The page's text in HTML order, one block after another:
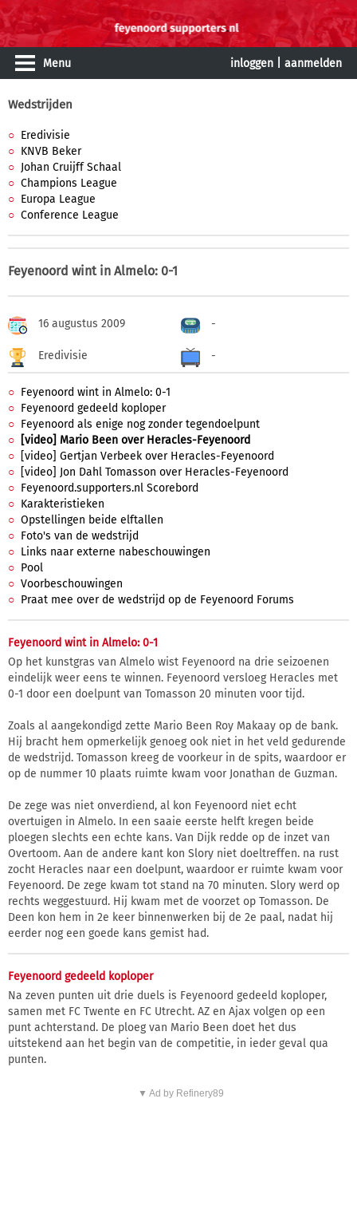
Menu inloggen aanmelden
Wedstrijden
Eredivisie
KNVB Beker
Johan Cruijff Schaal
Champions League
Europa League
Conference League
Feyenoord wint in Almelo: 0-1
16 augustus 2009 -
Eredivisie -
Feyenoord wint in Almelo: 0-1
Feyenoord gedeeld koploper
Feyenoord als enige nog zonder tegendoelpunt
[video] Mario Been over Heracles-Feyenoord
[video] Gertjan Verbeek over Heracles-Feyenoord
[video] Jon Dahl Tomasson over Heracles-Feyenoord
Feyenoord.supporters.nl Scorebord
Karakteristieken
Opstellingen beide elftallen
Foto's van de wedstrijd
Links naar externe nabeschouwingen
Pool
Voorbeschouwingen
Praat mee over de wedstrijd op de Feyenoord Forums
Feyenoord wint in Almelo: 0-1
Op het kunstgras van Almelo wist Feyenoord na drie seizoenen
eindelijk weer eens te winnen. Feyenoord versloeg Heracles met
0-1 door een doelpunt van Tomasson 20 minuten voor tijd.
Zoals al aangekondigd zette Mario Been Roy Makaay op de bank.
Hij bracht hem opmerkelijk genoeg ook niet in het veld gedurende
de wedstrijd. Tomasson kreeg de voorkeur in de spits, waardoor er
op de nummer 10 plaats ruimte kwam voor Jonathan de Guzman.
De zege was niet onverdiend, al kon Feyenoord niet echt
overtuigen in Almelo. In een saaie eerste helft kregen beide
ploegen slechts een echte kans. Van Dijk redde op de inzet van
Overtoom. Aan de andere kant kon Slory niet doeltreffen. na rust
zocht Heracles naar een doelpunt, waardoor er ruimte kwam voor
Feyenoord. De zege kwam tot stand na 70 minuten. Slory werd op
rechts weggestuurd. Hij kwam met de voorzet op Tomasson. De
Deen kon hem in 2e keer binnenwerken bij de 2e paal, nadat hij
eerder nog een goede kans gemist had.
Feyenoord gedeeld koploper
Na zeven punten uit drie duels is Feyenoord gedeeld koploper,
samen met FC Twente en FC Utrecht. AZ en Ajax volgen op een
punt achterstand. De ploeg van Mario Been doet het dus
uitstekend aan het begin van de competitie, in ieder geval qua
punten.
▼ Ad by Refinery89